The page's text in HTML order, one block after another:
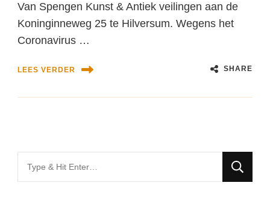
Van Spengen Kunst & Antiek veilingen aan de
Koninginneweg 25 te Hilversum. Wegens het
Coronavirus …
LEES VERDER SHARE
for